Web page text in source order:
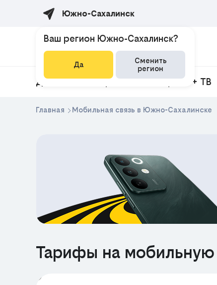
Южно-Сахалинск
Домашний интернет Интернет + ТВ
Главная Мобильная связь в Южно-Сахалинске
Тарифы на мобильную
Ваш регион Южно-Сахалинск?
Да
Сменить
регион